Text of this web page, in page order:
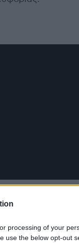
processing of your
use the below opt-out